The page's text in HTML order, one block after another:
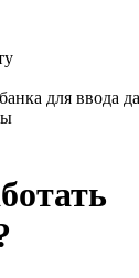
для ввода